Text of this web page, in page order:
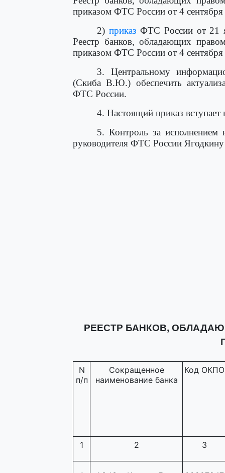
приказом ФТС России от 4
2) приказ ФТС России от 21
Реестр банков, обладающих
приказом ФТС России от 4
3. Центральному
(Скиба В.Ю.) обеспечить
ФТС России.
4. Настоящий приказ вступает
5. Контроль за исполнением
руководителя ФТС России
РЕЕСТР БАНКОВ,
N
п/п
Сокращенное
наименование банка
Код ОКПО
1 2 3